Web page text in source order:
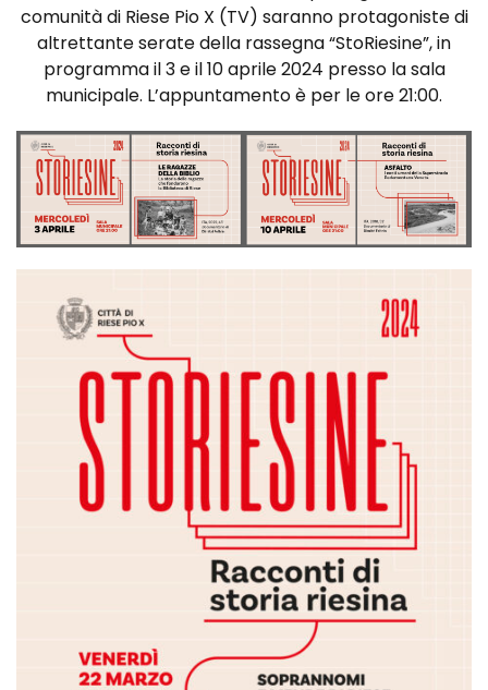
comunità di Riese Pio X (TV) saranno protagoniste di
altrettante serate della rassegna “StoRiesine”, in
programma il 3 e il 10 aprile 2024 presso la sala
municipale. L’appuntamento è per le ore 21:00.